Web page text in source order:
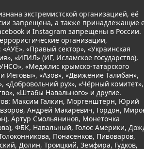
экстремистской организацией, её
запрещена, а также принадлежащие
и Instagram запрещены в России.
организации,
«Правый сектор», «Украинская
«ИГИЛ» (ИГ, Исламское государство),
«Меджлис крымско-татарского
Иеговы», «Азов», «Движение Талибан»,
«Добровольчий рух», «Чёрный комитет»,
«Штабы Навального» и другие.
Максим Галкин, Моргенштерн, Юрий
Андрей Макаревич, Гордон,
Артур Смольянинов, Монеточка
ФБК, Навальный, Голос Америки,
Понасенков, Пивоваров,
Долин, Троицкий, Земфира, Гудков,